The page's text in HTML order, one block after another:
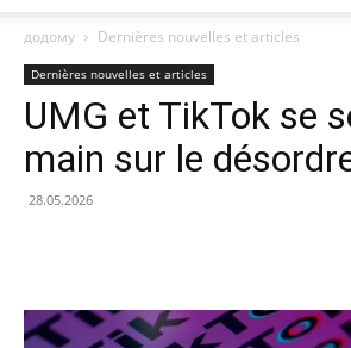
додому Dernières nouvelles et articles
Dernières nouvelles et articles
UMG et TikTok se
main sur le
28.05.2026